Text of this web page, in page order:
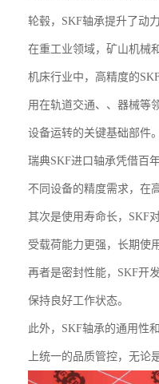
轮毂，SKF轴承提升了动
在重工业领域，矿山机械
机床行业中，高精度的
用在轨道交通、、器械等
设备运转的关键基础部件。
瑞典SKF进口轴承凭借百
不同设备的精度需求，在
其次是使用寿命长，SKF
受载荷能力更强，长期使
再者是密封性能，SKF开
保持良好工作状态。
此外，SKF轴承的通用性
上统一的品质管控，无论